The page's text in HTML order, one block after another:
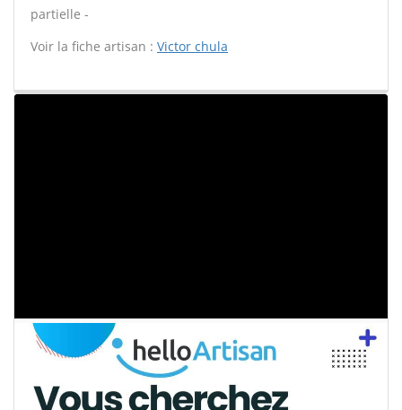
partielle -
Voir la fiche artisan : Victor chula